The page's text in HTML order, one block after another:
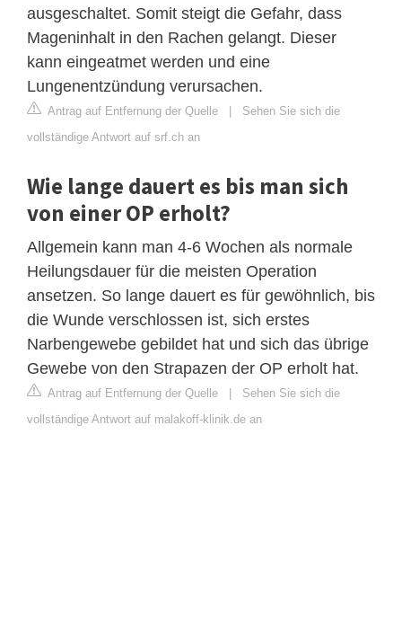
ausgeschaltet. Somit steigt die Gefahr, dass
Mageninhalt in den Rachen gelangt. Dieser
kann eingeatmet werden und eine
Lungenentzündung verursachen.
Antrag auf Entfernung der Quelle
Sehen Sie sich die
vollständige Antwort auf srf.ch an
Wie lange dauert es bis man sich
von einer OP erholt?
Allgemein kann man 4-6 Wochen als normale
Heilungsdauer für die meisten Operation
ansetzen. So lange dauert es für gewöhnlich, bis
die Wunde verschlossen ist, sich erstes
Narbengewebe gebildet hat und sich das übrige
Gewebe von den Strapazen der OP erholt hat.
Antrag auf Entfernung der Quelle
Sehen Sie sich die
vollständige Antwort auf malakoff-klinik.de an